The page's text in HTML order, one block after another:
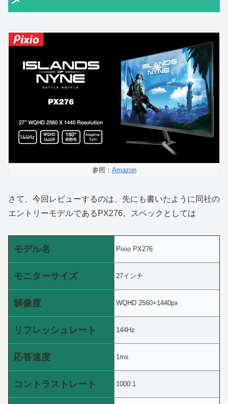
参照： Amazon
さて、今回レビューするのは、先にも書いたように同社の
エントリーモデルであるPX276。スペックとしては
モデル名 Pixio PX276
モニターサイズ 27インチ
解像度 WQHD 2560×1440px
リフレッシュレート 144Hz
応答速度 1ms
コントラストレート 1000:1